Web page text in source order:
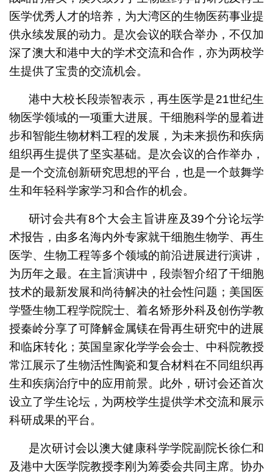
医学优秀人才的培养，为大湾区的生物医药事业提
供永续发展的动力。是次会议的联合举办，不仅加
深了澳大和港中大的学术交流和合作，亦为两校学
生提供了宝贵的交流机会。
港中大校长段崇智表示，再生医学是21世纪生
物医学领域的一项重大进展。干细胞科学的显着进
步和智能生物材料工程的发展，为未来损伤和疾病
组织再生提供了坚实基础。是次会议的合作举办，
是一个交流创新研究思想的平台，也是一个鼓舞学
生和年轻科学家学习和合作的机会。
研讨会共有8个大会主旨讲座及39个分论坛学
术报告，由多名海内外专家就干细胞生物学、再生
医学、生物工程等多个领域的前沿进展进行演讲，
为历年之最。在主旨演讲中，段崇智介绍了干细胞
技术的最新发展和尚待解决的社会性问题；美国医
学暨生物工程学院院士、着名矫形外科及创伤学教
授秦岭分享了可降解金属镁在骨再生研究中的进展
和临床转化；英国皇家化学学会会士、中科院教授
常江展示了生物活性陶瓷和复合材料在不同组织再
生和疾病治疗中的应用前景。此外，研讨会还首次
设立了学生论坛，为两校学生提供学术交流和展示
科研成果的平台。
是次研讨会以澳大健康科学学院副院长徐仁和
及港中大医学院教授李刚为筹委会共同主席。协办